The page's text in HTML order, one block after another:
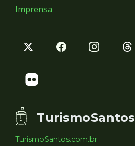
Imprensa
TurismoSantos
TurismoSantos.com.br